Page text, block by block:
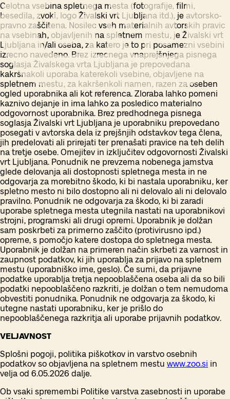
Celotna vsebina spletnega mesta (fotografije, filmi,
besedila, zvoki, logo Živalski vrt Ljubljana itd.), je avtorsko-
pravno zaščitena. Nosilec vseh materialnih avtorskih pravic
na vsebinah, objavljenih na spletnem mestu, je Živalski vrt
Ljubljana in/ali oseba, za katero je to pri posamezni vsebini
izrecno navedeno. Brez izrecnega vnaprejšnjega pisnega
soglasja Živalskega vrta Ljubljana je prepovedana
kakršnakoli uporaba katerekoli vsebine, objavljene na
spletnem mestu, za kakršenkoli namen, razen za oseben
ogled uporabnika ali kot referenca. Zloraba lahko pomeni
kaznivo dejanje in ima lahko za posledico materialno
odgovornost uporabnika. Brez predhodnega pisnega
soglasja Živalski vrt Ljubljana je uporabniku prepovedano
posegati v avtorska dela iz prejšnjih odstavkov tega člena,
jih predelovati ali prirejati ter prenašati pravice na teh delih
na tretje osebe. Omejitev in izključitev odgovornosti Živalski
vrt Ljubljana. Ponudnik ne prevzema nobenega jamstva
glede delovanja ali dostopnosti spletnega mesta in ne
odgovarja za morebitno škodo, ki bi nastala uporabniku, ker
spletno mesto ni bilo dostopno ali ni delovalo ali ni delovalo
pravilno. Ponudnik ne odgovarja za škodo, ki bi zaradi
uporabe spletnega mesta utegnila nastati na uporabnikovi
strojni, programski ali drugi opremi. Uporabnik je dolžan
sam poskrbeti za primerno zaščito (protivirusno ipd.)
opreme, s pomočjo katere dostopa do spletnega mesta.
Uporabnik je dolžan na primeren način skrbeti za varnost in
zaupnost podatkov, ki jih uporablja za prijavo na spletnem
mestu (uporabniško ime, geslo). Če sumi, da prijavne
podatke uporablja tretja nepooblaščena oseba ali da so bili
podatki nepooblaščeno razkriti, je dolžan o tem nemudoma
obvestiti ponudnika. Ponudnik ne odgovarja za škodo, ki
utegne nastati uporabniku, ker je prišlo do
nepooblaščenega razkritja ali uporabe prijavnih podatkov.
VELJAVNOST
Splošni pogoji, politika piškotkov in varstvo osebnih
podatkov so objavljena na spletnem mestu www.zoo.si in
velja od 6.05.2026 dalje.
Ob vsaki spremembi Politike varstva zasebnosti in uporabe